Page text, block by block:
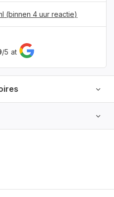
(binnen 4 uur reactie)
/5 at